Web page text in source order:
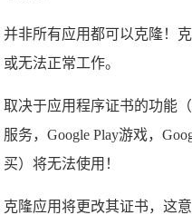
并非所有应用都可以克隆！
或无法正常工作。
取决于应用程序证书的功能
服务，Google Play游戏，
买）将无法使用！
克隆应用将更改其证书，这